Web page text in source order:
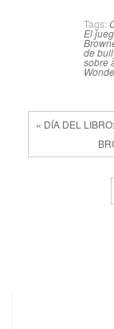
Tags:
El
de
sobre
« DÍA DEL